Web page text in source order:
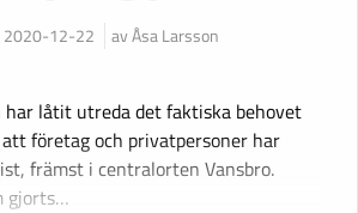
2020-12-22 av Åsa Larsson
har låtit utreda det faktiska behovet
företag och privatpersoner har
främst i centralorten Vansbro.
gjorts…